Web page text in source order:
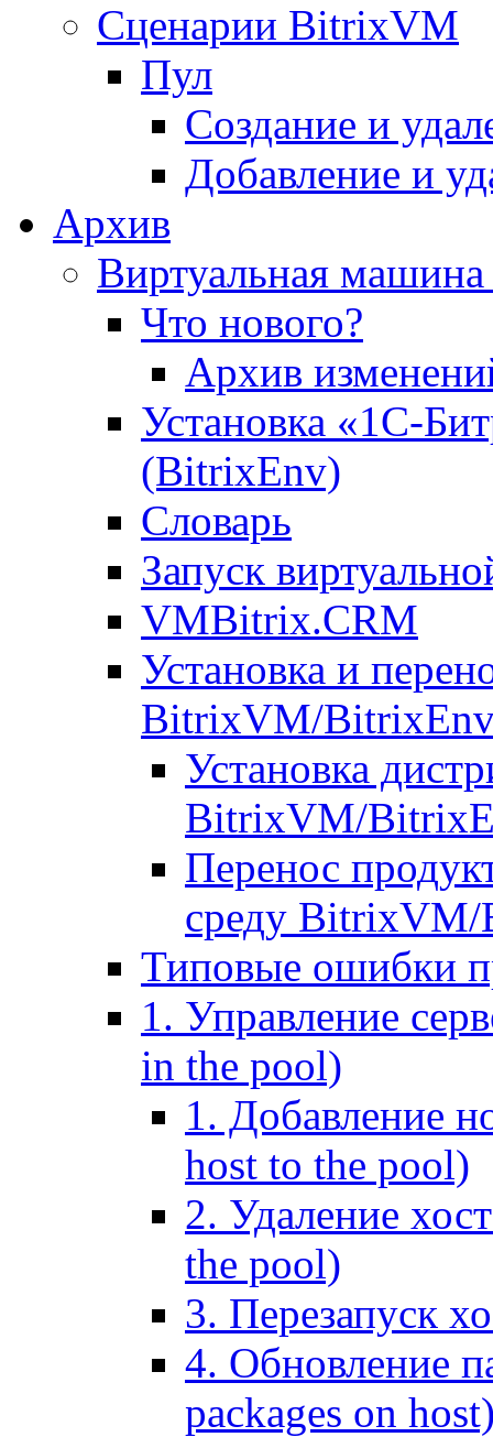
Сценарии BitrixVM
Пул
Создание и
Добавление и
Архив
Виртуальная
Что нового?
Архив
Установка «1С-
(BitrixEnv)
Словарь
Запуск
VMBitrix.CRM
Установка и
BitrixVM/
Установка
BitrixVM/
Перенос
среду
Типовые ошибки
1. Управление
in the pool)
1. Добавление
host to the pool)
2. Удаление
the pool)
3. Перезапуск
4. Обновление
packages on